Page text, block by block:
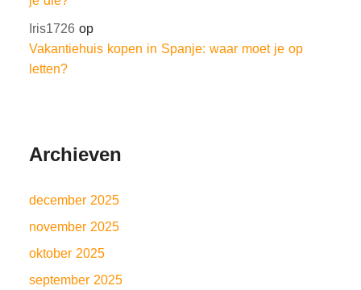
Iris1726 op
Vakantiehuis kopen in Spanje: waar moet je op
letten?
Archieven
december 2025
november 2025
oktober 2025
september 2025